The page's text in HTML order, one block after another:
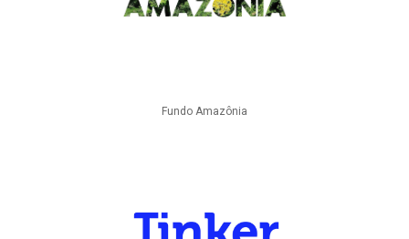
Fundo Amazônia